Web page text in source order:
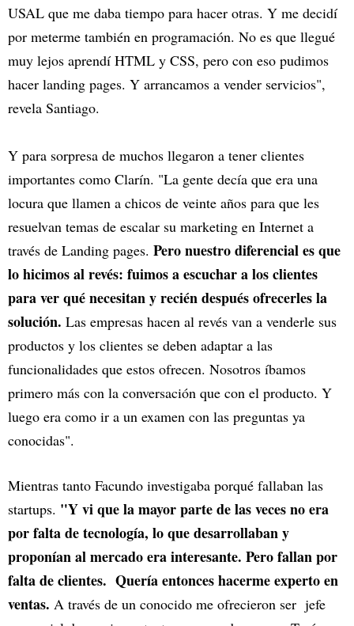
USAL que me daba tiempo para hacer otras. Y me decidí
por meterme también en programación. No es que llegué
muy lejos aprendí HTML y CSS, pero con eso pudimos
hacer landing pages. Y arrancamos a vender servicios",
revela Santiago.
Y para sorpresa de muchos llegaron a tener clientes
importantes como Clarín. "La gente decía que era una
locura que llamen a chicos de veinte años para que les
resuelvan temas de escalar su marketing en Internet a
través de Landing pages. Pero nuestro diferencial es que
lo hicimos al revés: fuimos a escuchar a los clientes
para ver qué necesitan y recién después ofrecerles la
solución. Las empresas hacen al revés van a venderle sus
productos y los clientes se deben adaptar a las
funcionalidades que estos ofrecen. Nosotros íbamos
primero más con la conversación que con el producto. Y
luego era como ir a un examen con las preguntas ya
conocidas".
Mientras tanto Facundo investigaba porqué fallaban las
startups. "Y vi que la mayor parte de las veces no era
por falta de tecnología, lo que desarrollaban y
proponían al mercado era interesante. Pero fallan por
falta de clientes. Quería entonces hacerme experto en
ventas. A través de un conocido me ofrecieron ser jefe